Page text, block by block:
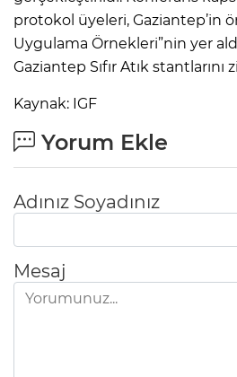
protokol üyeleri, Gaziantep’in
Uygulama Örnekleri”nin yer
Gaziantep Sıfır Atık stantlarını
Kaynak: IGF
Yorum Ekle
Adınız Soyadınız
Mesaj